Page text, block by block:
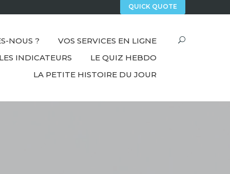
QUICK QUOTE
NOUS ?
VOS SERVICES EN LIGNE
LES INDICATEURS
LE QUIZ HEBDO
LA PETITE HISTOIRE DU JOUR